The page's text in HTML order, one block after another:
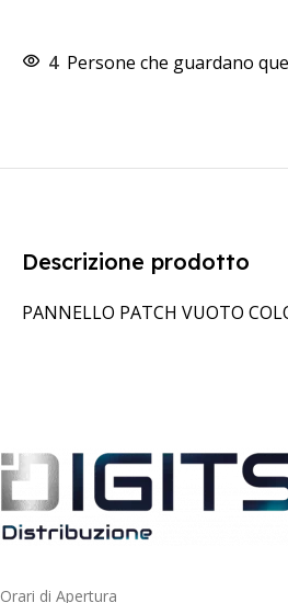
4 Persone che guardano
Descrizione prodotto
PANNELLO PATCH VUOTO
Orari di Apertura